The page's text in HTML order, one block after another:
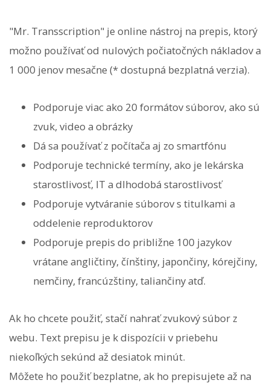
"Mr. Transscription" je online nástroj na prepis, ktorý
možno používať od nulových počiatočných nákladov a
1 000 jenov mesačne (* dostupná bezplatná verzia).
Podporuje viac ako 20 formátov súborov, ako sú
zvuk, video a obrázky
Dá sa používať z počítača aj zo smartfónu
Podporuje technické termíny, ako je lekárska
starostlivosť, IT a dlhodobá starostlivosť
Podporuje vytváranie súborov s titulkami a
oddelenie reproduktorov
Podporuje prepis do približne 100 jazykov
vrátane angličtiny, čínštiny, japončiny, kórejčiny,
nemčiny, francúzštiny, taliančiny atď.
Ak ho chcete použiť, stačí nahrať zvukový súbor z
webu. Text prepisu je k dispozícii v priebehu
niekoľkých sekúnd až desiatok minút.
Môžete ho použiť bezplatne, ak ho prepisujete až na